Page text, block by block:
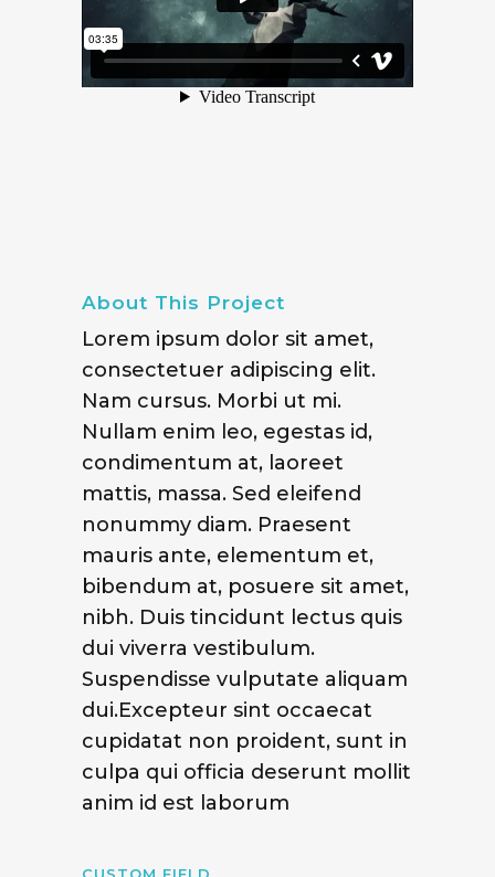
About This Project
Lorem ipsum dolor sit amet,
consectetuer adipiscing elit.
Nam cursus. Morbi ut mi.
Nullam enim leo, egestas id,
condimentum at, laoreet
mattis, massa. Sed eleifend
nonummy diam. Praesent
mauris ante, elementum et,
bibendum at, posuere sit amet,
nibh. Duis tincidunt lectus quis
dui viverra vestibulum.
Suspendisse vulputate aliquam
dui.Excepteur sint occaecat
cupidatat non proident, sunt in
culpa qui officia deserunt mollit
anim id est laborum